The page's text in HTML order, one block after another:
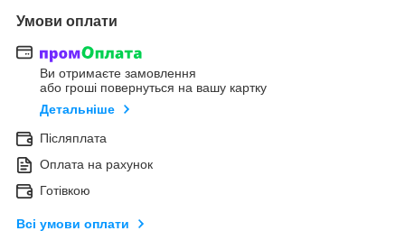
Умови оплати
Ви отримаєте замовлення
або гроші повернуться на вашу картку
Детальніше
Післяплата
Оплата на рахунок
Готівкою
Всі умови оплати